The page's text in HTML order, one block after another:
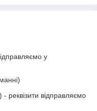
у
реквізити відправляємо